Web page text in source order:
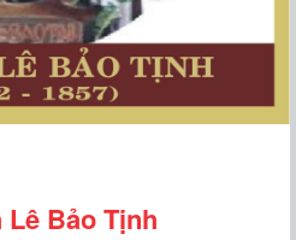
Bảo Tịnh